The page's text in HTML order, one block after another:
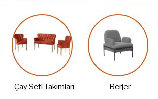
Çay Seti Takımları Berjer